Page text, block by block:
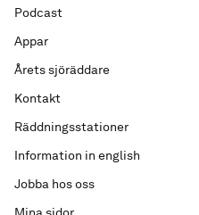
Podcast
Appar
Årets sjöräddare
Kontakt
Räddningsstationer
Information in english
Jobba hos oss